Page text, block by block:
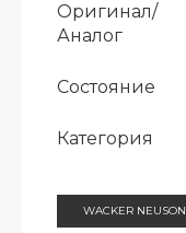
Оригинал/
Аналог
Состояние
Категория
WACKER NEUSON